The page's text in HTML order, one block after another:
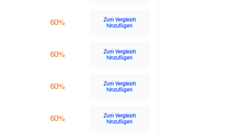
60%
Zum Vergleich
hinzufügen
60%
Zum Vergleich
hinzufügen
60%
Zum Vergleich
hinzufügen
60%
Zum Vergleich
hinzufügen